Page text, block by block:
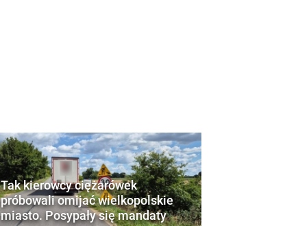
Tak kierowcy ciężarówek
próbowali omijać wielkopolskie
miasto. Posypały się mandaty